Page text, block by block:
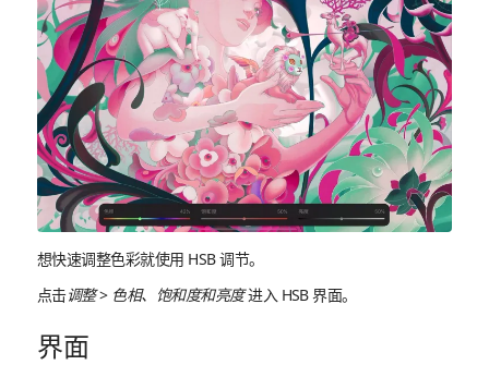
想快速调整色彩就使用 HSB 调节。
点击调整> 色相、饱和度和亮度进入 HSB 界面。
界面